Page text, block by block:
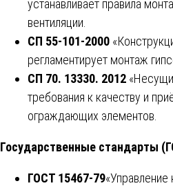
устанавливает правила
вентиляции.
СП 55-101-2000
регламентирует монтаж
СП 70. 13330. 2012
требования к качеству и
ограждающих элементов.
Государственные стандарты
ГОСТ 15467-79